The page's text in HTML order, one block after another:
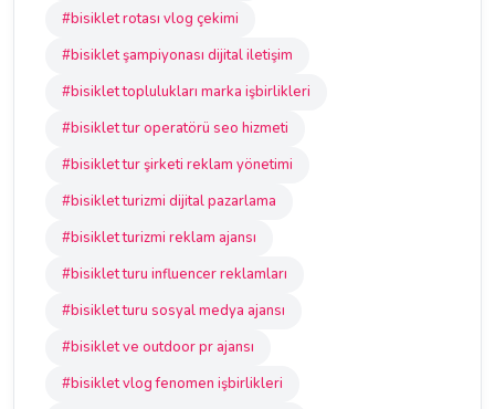
#bisiklet rotası vlog çekimi
#bisiklet şampiyonası dijital iletişim
#bisiklet toplulukları marka işbirlikleri
#bisiklet tur operatörü seo hizmeti
#bisiklet tur şirketi reklam yönetimi
#bisiklet turizmi dijital pazarlama
#bisiklet turizmi reklam ajansı
#bisiklet turu influencer reklamları
#bisiklet turu sosyal medya ajansı
#bisiklet ve outdoor pr ajansı
#bisiklet vlog fenomen işbirlikleri